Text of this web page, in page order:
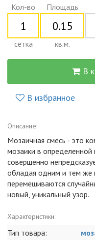
Кол-во
сетка
Площадь
кв.м.
В
В избранное
Описание:
Мозаичная смесь - это
мозаики в определенной
совершенно
обладая одним и тем же
перемешиваются
новый, уникальный узор.
Характеристики:
Тип товара: